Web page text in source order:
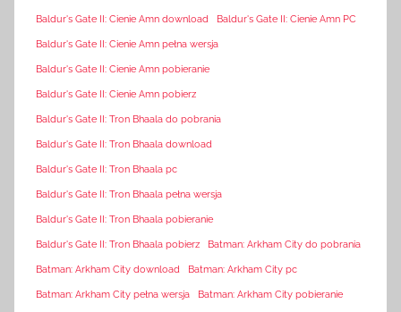
Baldur's Gate II: Cienie Amn download Baldur's Gate II: Cienie Amn PC
Baldur's Gate II: Cienie Amn pełna wersja
Baldur's Gate II: Cienie Amn pobieranie
Baldur's Gate II: Cienie Amn pobierz
Baldur's Gate II: Tron Bhaala do pobrania
Baldur's Gate II: Tron Bhaala download
Baldur's Gate II: Tron Bhaala pc
Baldur's Gate II: Tron Bhaala pełna wersja
Baldur's Gate II: Tron Bhaala pobieranie
Baldur's Gate II: Tron Bhaala pobierz Batman: Arkham City do pobrania
Batman: Arkham City download Batman: Arkham City pc
Batman: Arkham City pełna wersja Batman: Arkham City pobieranie